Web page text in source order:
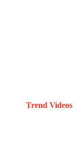
Trend Videos